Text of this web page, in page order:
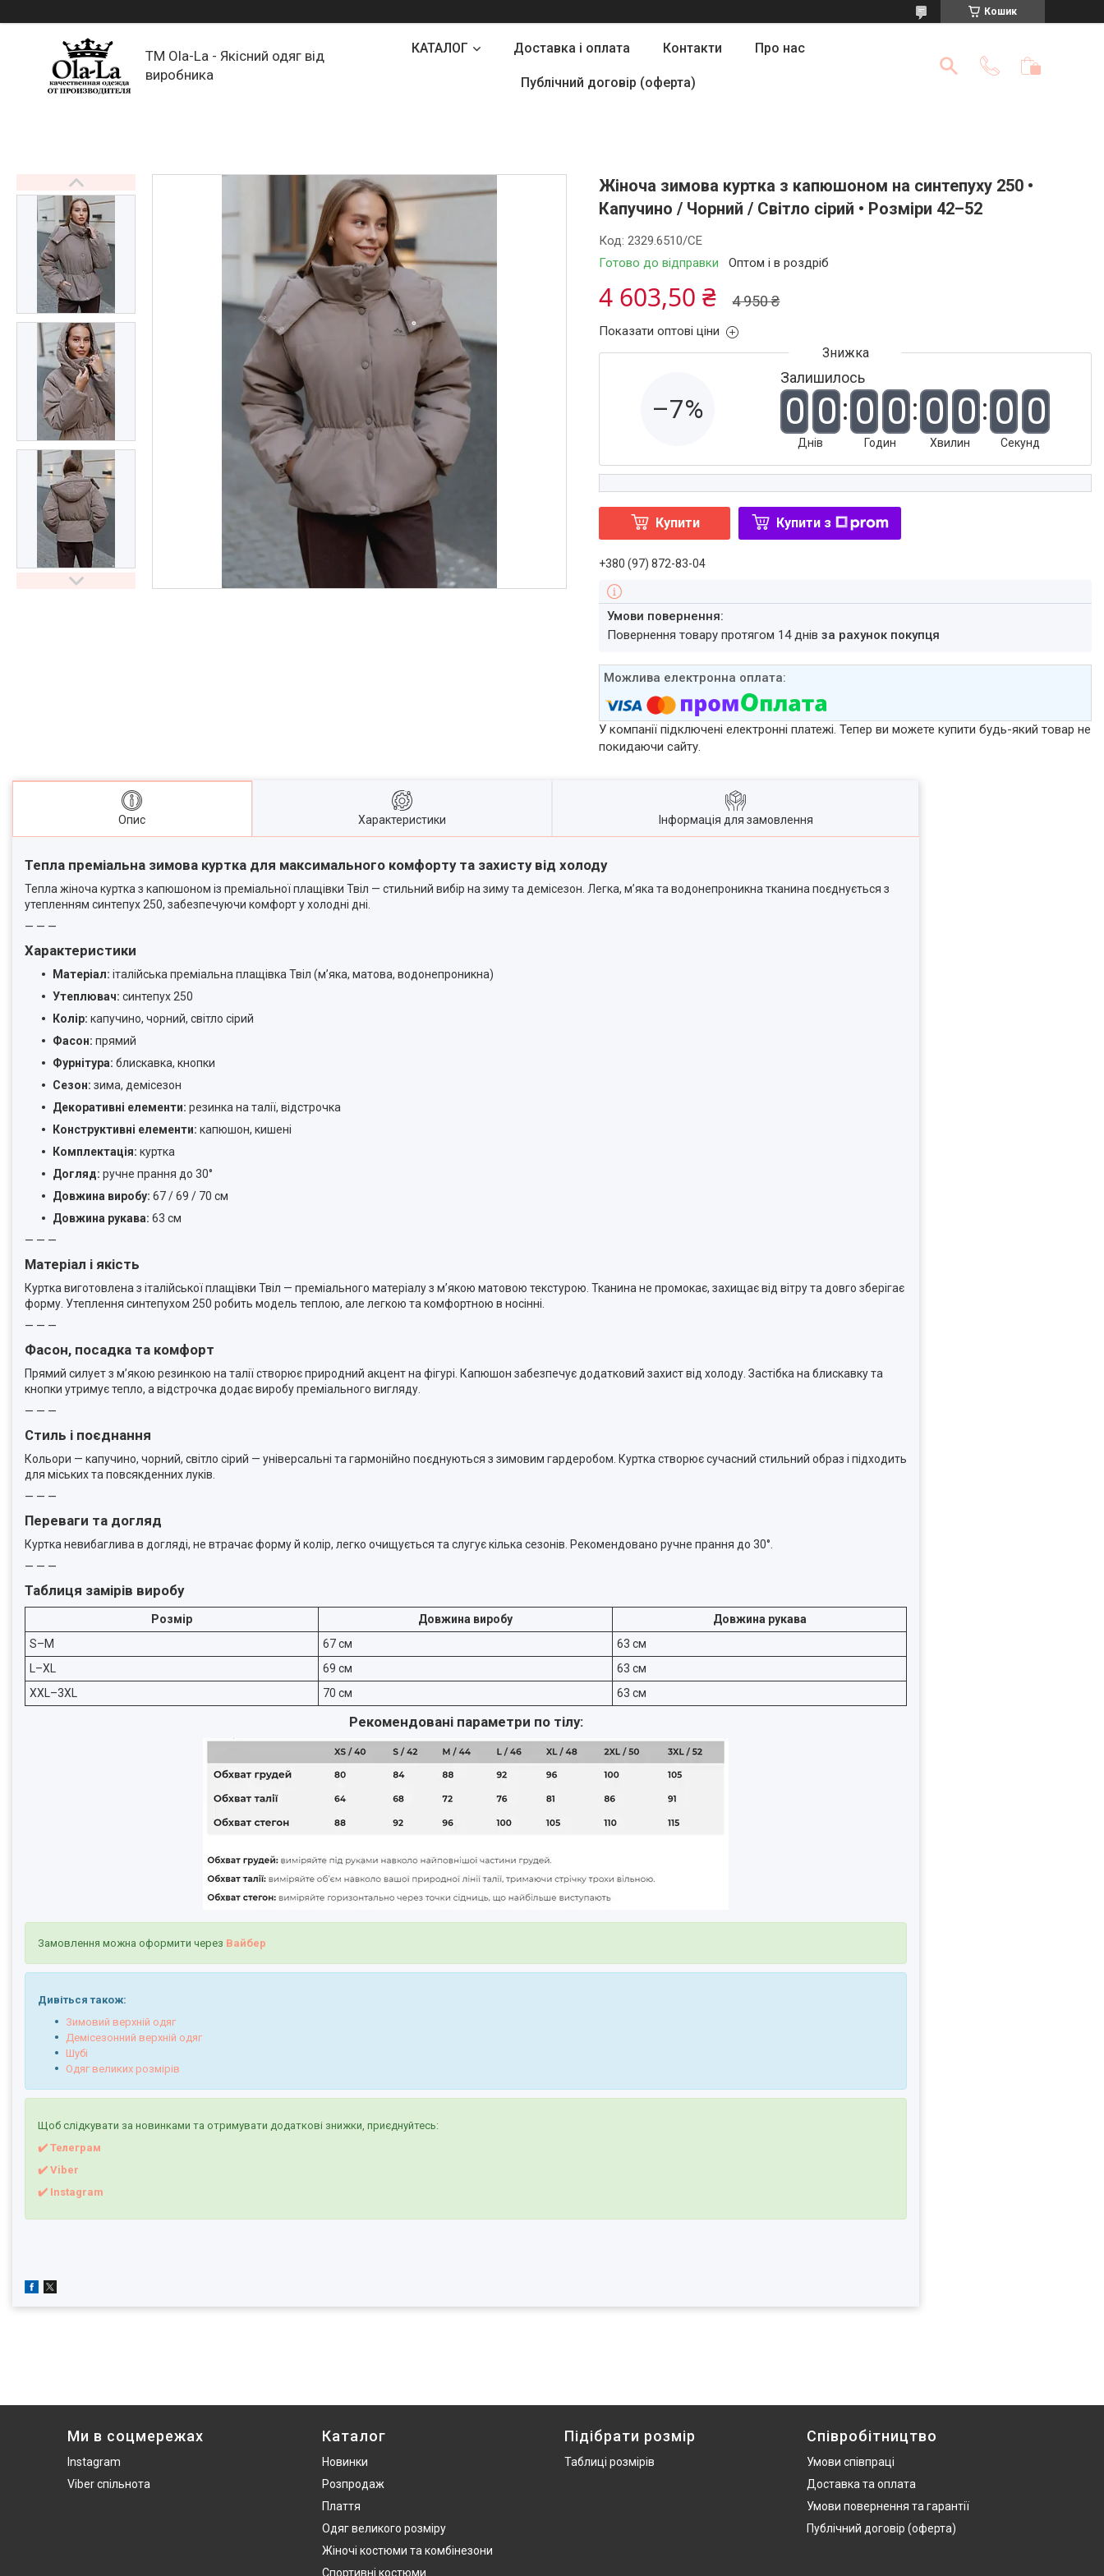
Кошик
TM Ola-La - Якісний одяг від
виробника
КАТАЛОГ Доставка і оплата Контакти Про нас
Публічний договір (оферта)
Жіноча зимова куртка з капюшоном на синтепуху 250 •
Капучино / Чорний / Світло сірий • Розміри 42–52
Готово до відправки Оптом і в роздріб
Код:2329.6510/СЕ
4 950 ₴
4 603,50 ₴
Показати оптові ціни
–7%
Залишилось
0 0
Днів
0 0
Годин
0 0
Хвилин
0 0
Секунд
Купити Купити з
+380 (97) 872-83-04
повернення товару протягом 14 днівза рахунок покупця
У компанії підключені електронні платежі. Тепер ви можете купити будь-який товар не
покидаючи сайту.
Опис Характеристики Інформація для замовлення
Тепла преміальна зимова куртка для максимального комфорту та захисту від холоду
Тепла жіноча куртка з капюшоном із преміальної плащівки Твіл — стильний вибір на зиму та демісезон. Легка, м’яка та водонепроникна тканина поєднується з
утепленням синтепух 250, забезпечуючи комфорт у холодні дні.
— — —
Характеристики
Матеріал: італійська преміальна плащівка Твіл (м’яка, матова, водонепроникна)
Утеплювач: синтепух 250
Колір: капучино, чорний, світло сірий
Фасон: прямий
Фурнітура: блискавка, кнопки
Сезон: зима, демісезон
Декоративні елементи: резинка на талії, відстрочка
Конструктивні елементи: капюшон, кишені
Комплектація: куртка
Догляд: ручне прання до 30°
Довжина виробу: 67 / 69 / 70 см
Довжина рукава: 63 см
— — —
Матеріал і якість
Куртка виготовлена з італійської плащівки Твіл — преміального матеріалу з м’якою матовою текстурою. Тканина не промокає, захищає від вітру та довго зберігає
форму. Утеплення синтепухом 250 робить модель теплою, але легкою та комфортною в носінні.
— — —
Фасон, посадка та комфорт
Прямий силует з м’якою резинкою на талії створює природний акцент на фігурі. Капюшон забезпечує додатковий захист від холоду. Застібка на блискавку та
кнопки утримує тепло, а відстрочка додає виробу преміального вигляду.
— — —
Стиль і поєднання
Кольори — капучино, чорний, світло сірий — універсальні та гармонійно поєднуються з зимовим гардеробом. Куртка створює сучасний стильний образ і підходить
для міських та повсякденних луків.
— — —
Переваги та догляд
Куртка невибаглива в догляді, не втрачає форму й колір, легко очищується та слугує кілька сезонів. Рекомендовано ручне прання до 30°.
— — —
Таблиця замірів виробу
Розмір Довжина виробу
Довжина рукава
S–M
67 см
63 см
L–XL
69 см
63 см
XXL–3XL
70 см 63 см
Рекомендовані параметри по тілу:
Замовлення можна оформити через Вайбер
Дивіться також:
Зимовий верхній одяг
Демісезонний верхній одяг
Шубі
Одяг великих розмірів
Щоб слідкувати за новинками та отримувати додаткові знижки, приєднуйтесь:
✔️ Телеграм
✔️ Viber
✔️ Instagram
Ми в соцмережах
Instagram
Viber спільнота
Каталог
Новинки
Розпродаж
Плаття
Одяг великого розміру
Жіночі костюми та комбінезони
Спортивні костюми
Підібрати розмір
Таблиці розмірів
Співробітництво
Умови співпраці
Доставка та оплата
Умови повернення та гарантії
Публічний договір (оферта)